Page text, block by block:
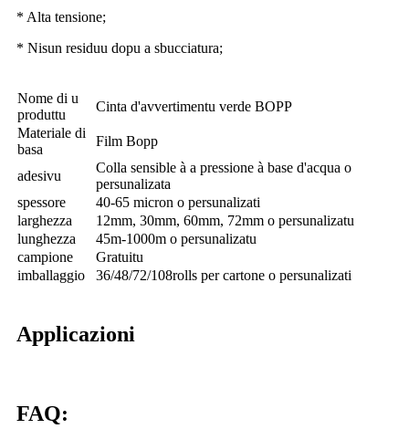
* Alta tensione;
* Nisun residuu dopu a sbucciatura;
Nome di u
produttu
Cinta d'avvertimentu verde BOPP
Materiale di
basa
Film Bopp
adesivu
Colla sensible à a pressione à base d'acqua o
persunalizata
spessore
40-65 micron o persunalizati
larghezza
12mm, 30mm, 60mm, 72mm o persunalizatu
lunghezza
45m-1000m o persunalizatu
campione
Gratuitu
imballaggio
36/48/72/108rolls per cartone o persunalizati
Applicazioni
FAQ: